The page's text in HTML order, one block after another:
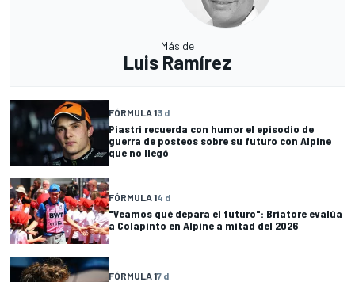
Más de
Luis Ramírez
FÓRMULA 13 d
Piastri recuerda con humor el episodio de
guerra de posteos sobre su futuro con Alpine
que no llegó
FÓRMULA 14 d
"Veamos qué depara el futuro": Briatore evalúa
a Colapinto en Alpine a mitad del 2026
FÓRMULA 17 d